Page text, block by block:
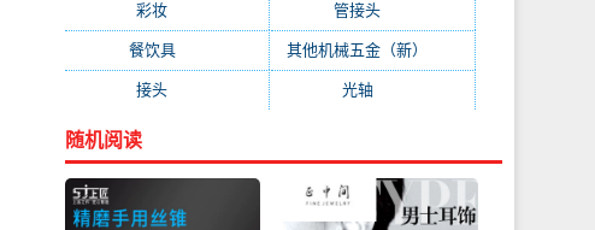
彩妆 管接头
餐饮具(25) 其他机械五金（新）
接头 光轴
随机阅读